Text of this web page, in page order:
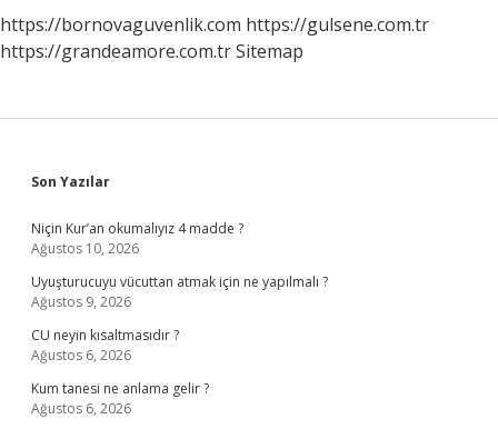
https://bornovaguvenlik.com https://gulsene.com.tr
https://grandeamore.com.trSitemap
Sidebar
Son Yazılar
Niçin Kur’an okumalıyız 4 madde ?
Ağustos 10, 2026
Uyuşturucuyu vücuttan atmak için ne yapılmalı ?
Ağustos 9, 2026
CU neyin kısaltmasıdır ?
Ağustos 6, 2026
Kum tanesi ne anlama gelir ?
Ağustos 6, 2026